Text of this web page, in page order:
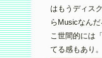
はもうディス
らMusicなん
こ世間的には
てる感もあり